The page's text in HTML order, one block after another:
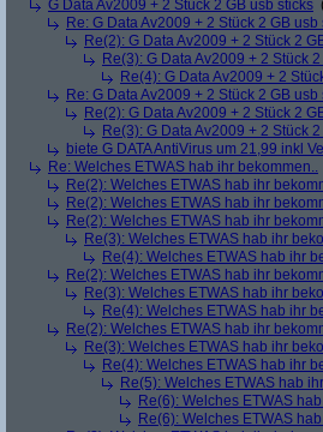
G Data Av2009 + 2 Stück 2 GB usb sticks
Re: G Data Av2009 + 2 Stück 2 GB usb
Re(2): G Data Av2009 + 2 Stück 2
Re(3): G Data Av2009 + 2 Stück
Re(4): G Data Av2009 + 2
Re: G Data Av2009 + 2 Stück 2 GB usb
Re(2): G Data Av2009 + 2 Stück 2
Re(3): G Data Av2009 + 2 Stück
biete G DATA AntiVirus um 21,99 inkl
Re: Welches ETWAS hab ihr bekommen..
Re(2): Welches ETWAS hab ihr
Re(2): Welches ETWAS hab ihr
Re(2): Welches ETWAS hab ihr
Re(3): Welches ETWAS hab ihr
Re(4): Welches ETWAS hab ihr
Re(2): Welches ETWAS hab ihr
Re(3): Welches ETWAS hab ihr
Re(4): Welches ETWAS hab ihr
Re(2): Welches ETWAS hab ihr
Re(3): Welches ETWAS hab ihr
Re(4): Welches ETWAS hab ihr
Re(5): Welches ETWAS hab
Re(6): Welches ETWAS
Re(6): Welches ETWAS